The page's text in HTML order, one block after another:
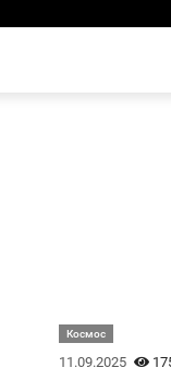
Космос
11.09.2025